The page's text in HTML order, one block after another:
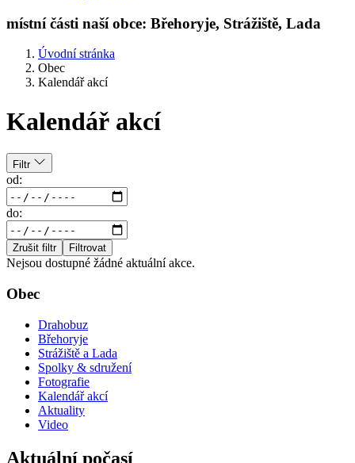
místní části naší obce: Břehoryje, Strážiště, Lada
Úvodní stránka
Obec
Kalendář akcí
Kalendář akcí
Filtr
od:
do:
Zrušit filtr Filtrovat
Nejsou dostupné žádné aktuální akce.
Obec
Drahobuz
Břehoryje
Strážiště a Lada
Spolky & sdružení
Fotografie
Kalendář akcí
Aktuality
Video
Aktuální počasí